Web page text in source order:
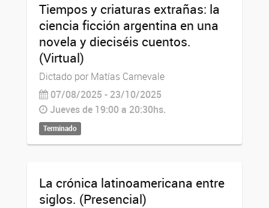
Tiempos y criaturas extrañas: la
ciencia ficción argentina en una
novela y dieciséis cuentos.
(Virtual)
Dictado por Matías Carnevale
07/08/2025 - 23/10/2025
Jueves de 19:00 a 20:30hs.
Terminado
La crónica latinoamericana entre
siglos. (Presencial)